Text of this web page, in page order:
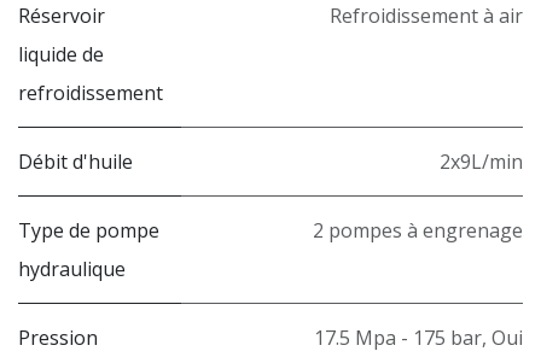
Réservoir
liquide de
refroidissement
Refroidissement à air
Débit d'huile 2x9L/min
Type de pompe
hydraulique
2 pompes à engrenage
Pression
17.5 Mpa - 175 bar, Oui